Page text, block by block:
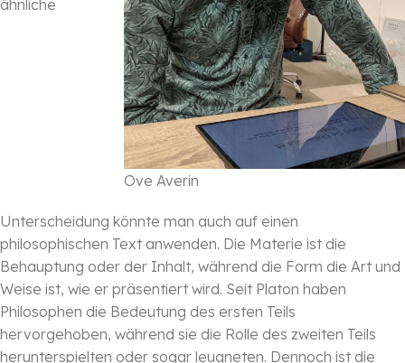
Ove Averin
ähnliche
Unterscheidung könnte man auch auf einen
philosophischen Text anwenden. Die Materie ist die
Behauptung oder der Inhalt, während die Form die Art und
Weise ist, wie er präsentiert wird. Seit Platon haben
Philosophen die Bedeutung des ersten Teils
hervorgehoben, während sie die Rolle des zweiten Teils
herunterspielten oder sogar leugneten. Dennoch ist die